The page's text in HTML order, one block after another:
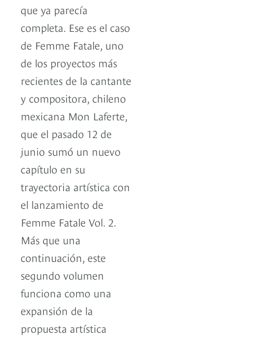
que ya parecía
completa. Ese es el caso
de Femme Fatale, uno
de los proyectos más
recientes de la cantante
y compositora, chileno
mexicana Mon Laferte,
que el pasado 12 de
junio sumó un nuevo
capítulo en su
trayectoria artística con
el lanzamiento de
Femme Fatale Vol. 2.
Más que una
continuación, este
segundo volumen
funciona como una
expansión de la
propuesta artística